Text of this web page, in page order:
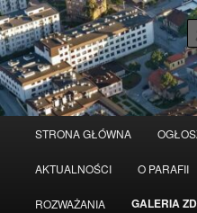
Przeskocz
do
tekstu
STRONA GŁÓWNA
AKTUALNOŚCI O PARAFII
ROZWAŻANIA GALERIA
Serwis wykorzystuje pliki